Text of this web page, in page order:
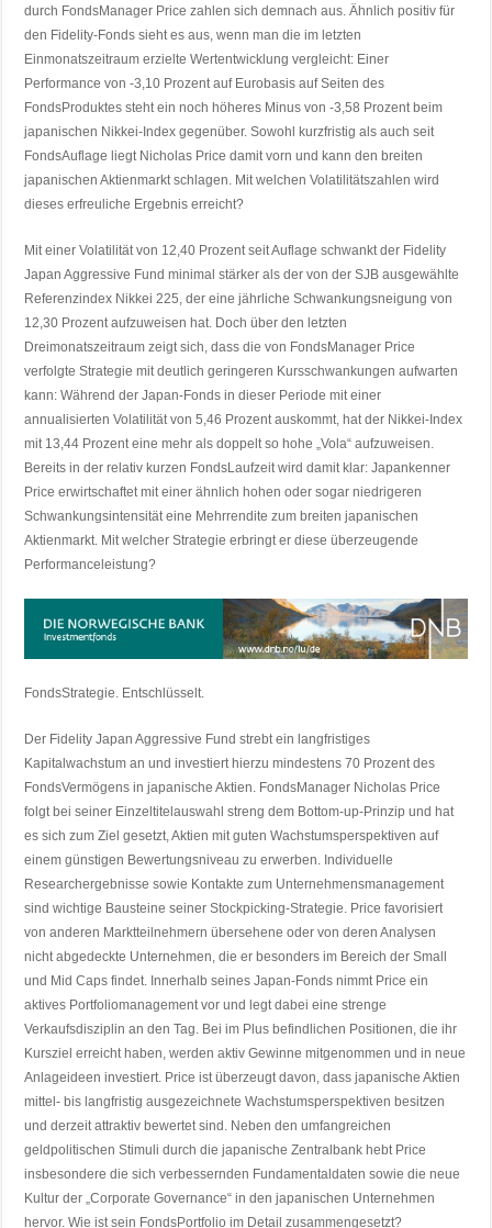
durch FondsManager Price zahlen sich demnach aus. Ähnlich positiv für
den Fidelity-Fonds sieht es aus, wenn man die im letzten
Einmonatszeitraum erzielte Wertentwicklung vergleicht: Einer
Performance von -3,10 Prozent auf Eurobasis auf Seiten des
FondsProduktes steht ein noch höheres Minus von -3,58 Prozent beim
japanischen Nikkei-Index gegenüber. Sowohl kurzfristig als auch seit
FondsAuflage liegt Nicholas Price damit vorn und kann den breiten
japanischen Aktienmarkt schlagen. Mit welchen Volatilitätszahlen wird
dieses erfreuliche Ergebnis erreicht?
Mit einer Volatilität von 12,40 Prozent seit Auflage schwankt der Fidelity
Japan Aggressive Fund minimal stärker als der von der SJB ausgewählte
Referenzindex Nikkei 225, der eine jährliche Schwankungsneigung von
12,30 Prozent aufzuweisen hat. Doch über den letzten
Dreimonatszeitraum zeigt sich, dass die von FondsManager Price
verfolgte Strategie mit deutlich geringeren Kursschwankungen aufwarten
kann: Während der Japan-Fonds in dieser Periode mit einer
annualisierten Volatilität von 5,46 Prozent auskommt, hat der Nikkei-Index
mit 13,44 Prozent eine mehr als doppelt so hohe „Vola“ aufzuweisen.
Bereits in der relativ kurzen FondsLaufzeit wird damit klar: Japankenner
Price erwirtschaftet mit einer ähnlich hohen oder sogar niedrigeren
Schwankungsintensität eine Mehrrendite zum breiten japanischen
Aktienmarkt. Mit welcher Strategie erbringt er diese überzeugende
Performanceleistung?
FondsStrategie. Entschlüsselt.
Der Fidelity Japan Aggressive Fund strebt ein langfristiges
Kapitalwachstum an und investiert hierzu mindestens 70 Prozent des
FondsVermögens in japanische Aktien. FondsManager Nicholas Price
folgt bei seiner Einzeltitelauswahl streng dem Bottom-up-Prinzip und hat
es sich zum Ziel gesetzt, Aktien mit guten Wachstumsperspektiven auf
einem günstigen Bewertungsniveau zu erwerben. Individuelle
Researchergebnisse sowie Kontakte zum Unternehmensmanagement
sind wichtige Bausteine seiner Stockpicking-Strategie. Price favorisiert
von anderen Marktteilnehmern übersehene oder von deren Analysen
nicht abgedeckte Unternehmen, die er besonders im Bereich der Small
und Mid Caps findet. Innerhalb seines Japan-Fonds nimmt Price ein
aktives Portfoliomanagement vor und legt dabei eine strenge
Verkaufsdisziplin an den Tag. Bei im Plus befindlichen Positionen, die ihr
Kursziel erreicht haben, werden aktiv Gewinne mitgenommen und in neue
Anlageideen investiert. Price ist überzeugt davon, dass japanische Aktien
mittel- bis langfristig ausgezeichnete Wachstumsperspektiven besitzen
und derzeit attraktiv bewertet sind. Neben den umfangreichen
geldpolitischen Stimuli durch die japanische Zentralbank hebt Price
insbesondere die sich verbessernden Fundamentaldaten sowie die neue
Kultur der „Corporate Governance“ in den japanischen Unternehmen
hervor. Wie ist sein FondsPortfolio im Detail zusammengesetzt?